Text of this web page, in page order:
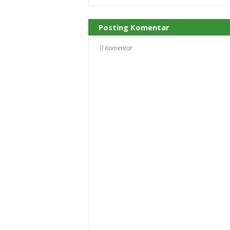
Posting Komentar
0 Komentar